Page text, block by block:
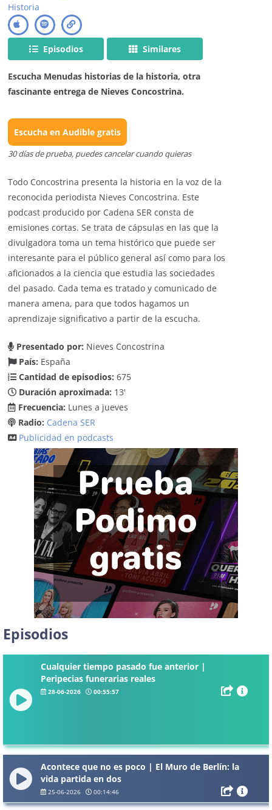
Historia
Episodios Similares
Escucha Menudas historias de la historia, otra
fascinante entrega de Nieves Concostrina.
Escucha en Audible gratis
30 días de prueba, puedes cancelar cuando quieras
Todo Concostrina presenta la historia en la voz de la
reconocida periodista Nieves Concostrina. Este
podcast producido por Cadena SER consta de
emisiones cortas. Se trata de cápsulas en las que la
divulgadora toma un tema histórico que puede ser
interesante para el público general así como para los
aficionados a la ciencia que estudia las sociedades
del pasado. Cada tema es tratado y comunicado de
manera amena, para que todos hagamos un
aprendizaje significativo a partir de la escucha.
Presentado por: Nieves Concostrina
País: España
Cantidad de episodios: 675
Duración aproximada: 13'
Frecuencia: Lunes a jueves
Radio: Cadena SER
Publicidad en podcasts
Episodios
Cualquier tiempo pasado fue anterior |
Peripecias funerarias reales
28-06-2026 00:55:57
Acontece que no es poco | El Muro de Berlín: la
vida partida en dos
25-06-2026 00:14:46